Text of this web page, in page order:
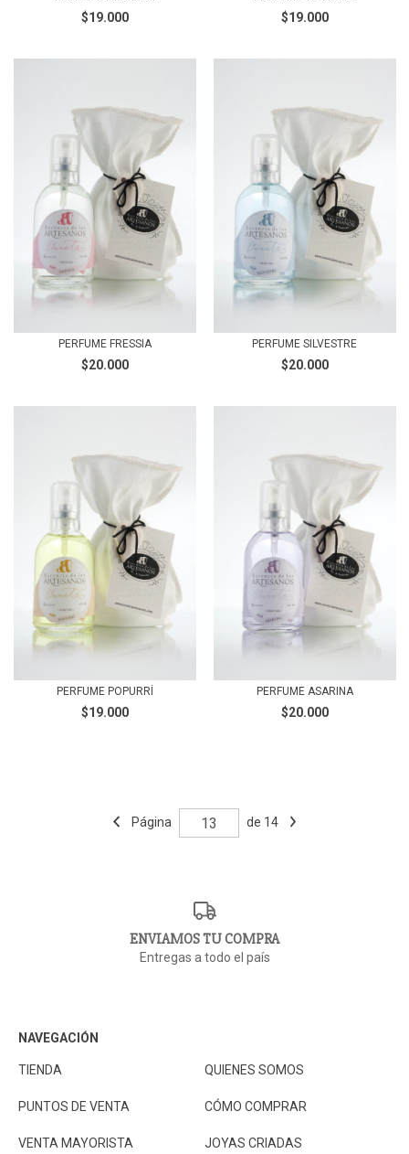
$19.000 $19.000
PERFUME FRESSIA
$20.000
PERFUME SILVESTRE
$20.000
PERFUME POPURRÍ
$19.000
PERFUME ASARINA
$20.000
Página de 14
ENVIAMOS TU COMPRA
Entregas a todo el país
NAVEGACIÓN
TIENDA QUIENES SOMOS
PUNTOS DE VENTA CÓMO COMPRAR
VENTA MAYORISTA JOYAS CRIADAS